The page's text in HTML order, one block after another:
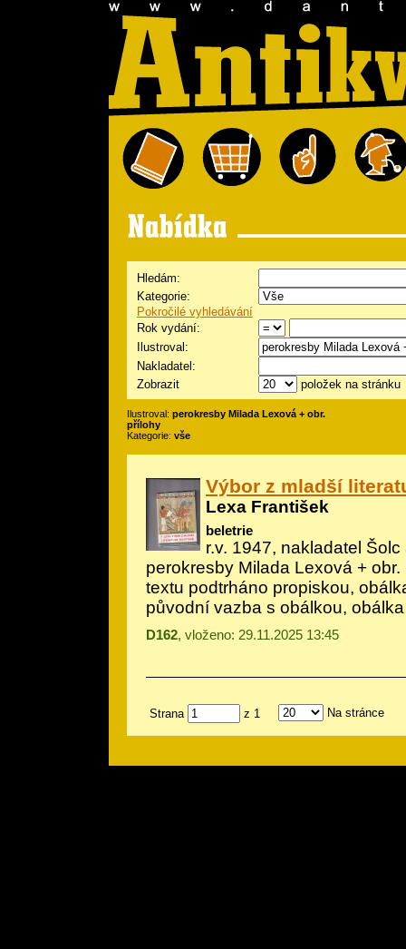
Hledám:
Kategorie:
Pokročilé vyhledávání
Rok vydání:
Ilustroval:
Nakladatel:
Zobrazit
položek na stránku
Ilustroval: perokresby Milada Lexová + obr.
přílohy
Kategorie: vše
Výbor z mladší
Lexa František
beletrie
r.v. 1947, nakladatel
perokresby Milada Lexová + obr.
textu podtrháno propiskou,
původní vazba s obálkou,
D162, vloženo: 29.11.2025 13:45
Strana z 1 Na stránce